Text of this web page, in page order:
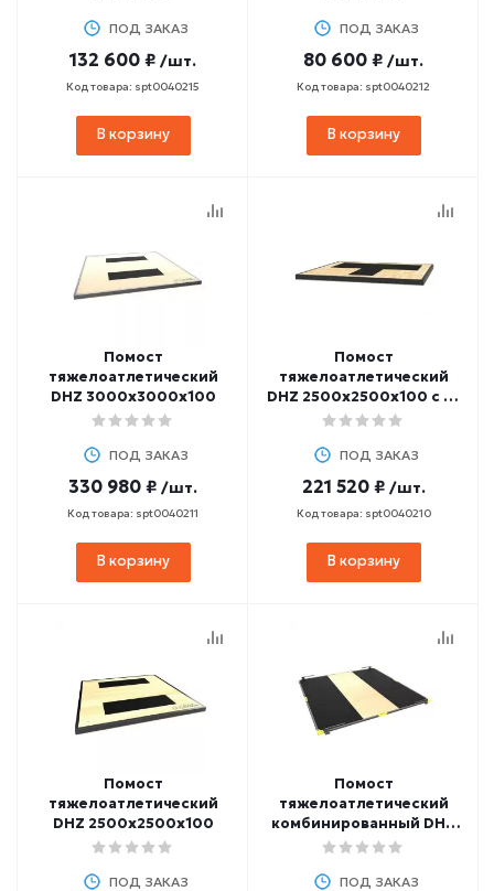
ПОД ЗАКАЗ
132 600 ₽ /шт.
Код товара: spt0040215
В корзину
ПОД ЗАКАЗ
80 600 ₽ /шт.
Код товара: spt0040212
В корзину
Помост
тяжелоатлетический
DHZ 3000х3000х100
ПОД ЗАКАЗ
330 980 ₽ /шт.
Код товара: spt0040211
В корзину
Помост
тяжелоатлетический
DHZ 2500х2500х100 с Т-
образной резиной
ПОД ЗАКАЗ
221 520 ₽ /шт.
Код товара: spt0040210
В корзину
Помост
тяжелоатлетический
DHZ 2500х2500х100
ПОД ЗАКАЗ
Помост
тяжелоатлетический
комбинированный DHZ
3000х3000х40 (фанера,
ПОД ЗАКАЗ